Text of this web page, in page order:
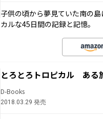
子供の頃から夢見ていた南の
カルな45日間の記録と記憶。
とろとろトロピカル あ
D-Books
2018.03.29 発売